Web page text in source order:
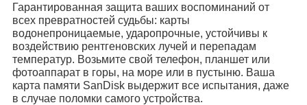
Гарантированная защита ваших воспоминаний от
всех превратностей судьбы: карты
водонепроницаемые, ударопрочные, устойчивы к
воздействию рентгеновских лучей и перепадам
температур. Возьмите свой телефон, планшет или
фотоаппарат в горы, на море или в пустыню. Ваша
карта памяти SanDisk выдержит все испытания, даже
в случае поломки самого устройства.